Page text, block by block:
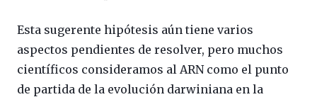
Esta sugerente hipótesis aún tiene varios
aspectos pendientes de resolver, pero muchos
científicos consideramos al ARN como el punto
de partida de la evolución darwiniana en la